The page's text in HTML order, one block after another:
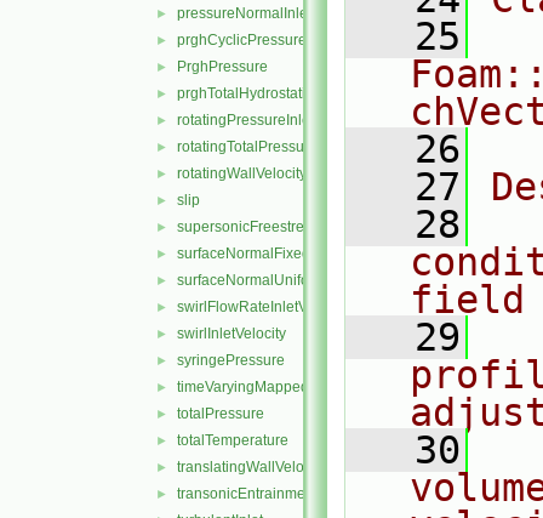
► pressureNormalInletOutletVelocity
► prghCyclicPressure
► PrghPressure
► prghTotalHydrostaticPressure
► rotatingPressureInletOutletVelocity
► rotatingTotalPressure
► rotatingWallVelocity
► slip
► supersonicFreestream
► surfaceNormalFixedValue
► surfaceNormalUniformFixedValue
► swirlFlowRateInletVelocity
► swirlInletVelocity
► syringePressure
► timeVaryingMappedFixedValue
► totalPressure
► totalTemperature
► translatingWallVelocity
► transonicEntrainmentPressure
   25
   26
   27
   28
field
   29
   30